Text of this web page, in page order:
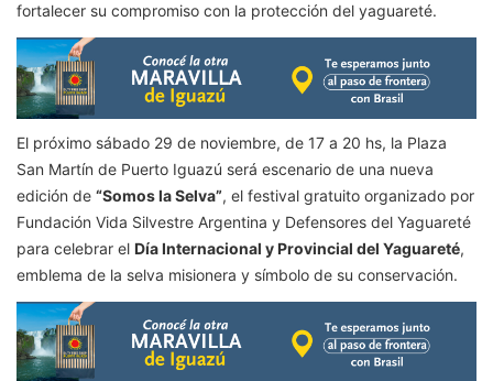
fortalecer su compromiso con la protección del yaguareté.
El próximo sábado 29 de noviembre, de 17 a 20 hs, la Plaza
San Martín de Puerto Iguazú será escenario de una nueva
edición de “Somos la Selva”, el festival gratuito organizado por
Fundación Vida Silvestre Argentina y Defensores del Yaguareté
para celebrar el Día Internacional y Provincial del Yaguareté,
emblema de la selva misionera y símbolo de su conservación.